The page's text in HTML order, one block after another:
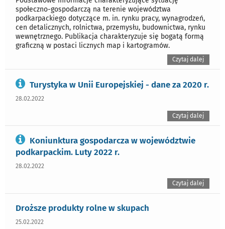
społeczno-gospodarczą na terenie województwa
podkarpackiego dotyczące m. in. rynku pracy, wynagrodzeń,
cen detalicznych, rolnictwa, przemysłu, budownictwa, rynku
wewnętrznego. Publikacja charakteryzuje się bogatą formą
graficzną w postaci licznych map i kartogramów.
Czytaj dalej
Turystyka w Unii Europejskiej - dane za 2020 r.
28.02.2022
Czytaj dalej
Koniunktura gospodarcza w województwie
podkarpackim. Luty 2022 r.
28.02.2022
Czytaj dalej
Droższe produkty rolne w skupach
25.02.2022